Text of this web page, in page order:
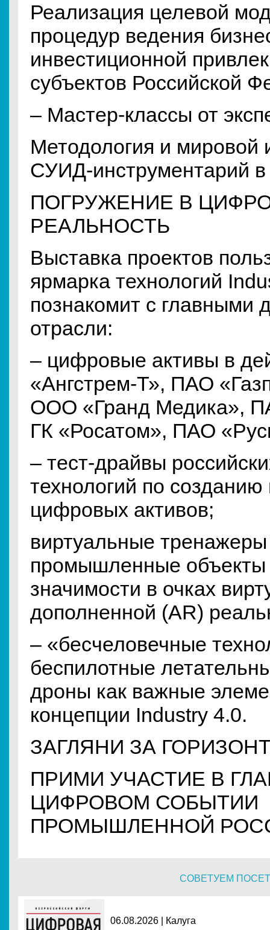
Реализация целевой
процедур ведения
инвестиционной
субъектов Российской
– Мастер-классы от
Методология и мировой
СУИД-инструментарий в
ПОГРУЖЕНИЕ В
РЕАЛЬНОСТЬ
Выставка проектов
ярмарка технологий
познакомит с главными
отрасли:
– цифровые активы в
«Ангстрем-Т», ПАО
ООО «Гранд Медика»,
ГК «Росатом», ПАО
– тест-драйвы
технологий по
цифровых активов;
виртуальные тренажеры
промышленные объекты
значимости в очках
дополненной (AR)
– «бесчеловечные
беспилотные
дроны как важные
концепции Industry 4.0.
ЗАГЛЯНИ ЗА
ПРИМИ УЧАСТИЕ В
ЦИФРОВОМ СОБЫТИИ
ПРОМЫШЛЕННОЙ
СОВЕТУЕМ
06.08.2026 | Калуга